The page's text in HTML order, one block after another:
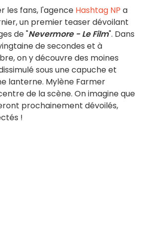
les fans, l'agence Hashtag NP a
un premier teaser dévoilant
de "Nevermore - Le Film". Dans
de secondes et à
on y découvre des moines
sous une capuche et
lanterne. Mylène Farmer
de la scène. On imagine que
prochainement dévoilés,
!